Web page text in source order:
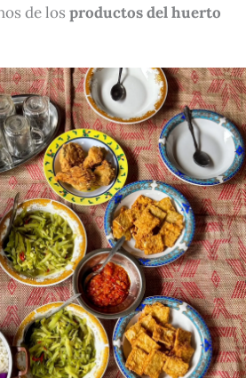
de los productos del huerto